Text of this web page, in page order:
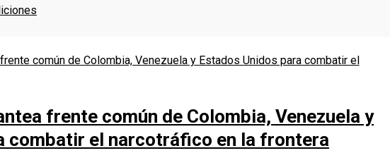
frente común de Colombia, Venezuela y
combatir el narcotráfico en la frontera